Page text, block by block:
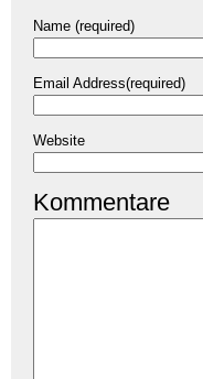
Name (required)
Email Address(required)
Website
Kommentare